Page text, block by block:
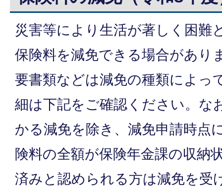
災害等により生活が著しく困難
保険料を減免できる場合があり
要書類などは減免の種類によっ
細は下記をご確認ください。な
かる減免を除き、減免申請時点
険料の全額が保険年金課の収納
済みと認められる方は減免を受